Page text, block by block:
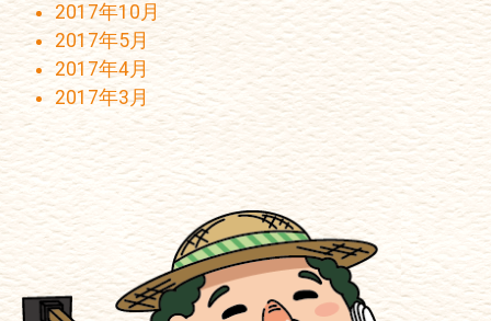
2017年10月
2017年5月
2017年4月
2017年3月